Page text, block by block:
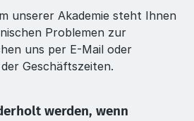
unserer Akademie steht Ihnen
Problemen zur
uns per E-Mail oder
Geschäftszeiten.
werden, wenn